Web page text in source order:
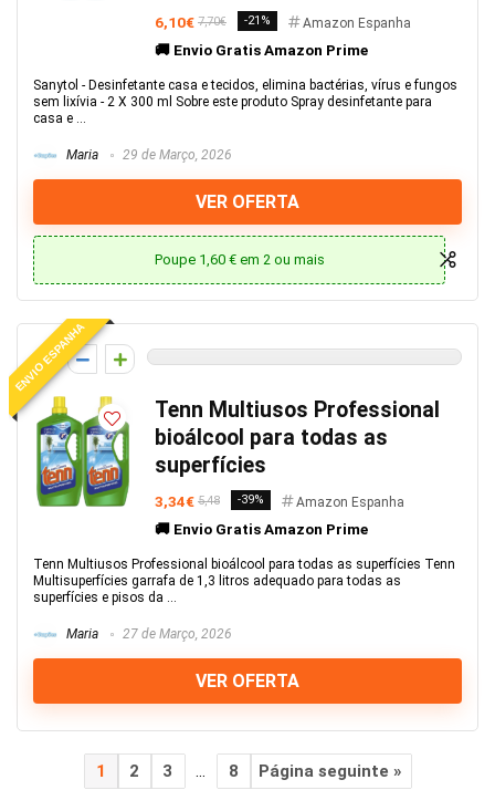
6,10€ 7,70€ -21% Amazon Espanha
🚚 Envio Gratis Amazon Prime
Sanytol - Desinfetante casa e tecidos, elimina bactérias, vírus e fungos
sem lixívia - 2 X 300 ml Sobre este produto Spray desinfetante para
casa e ...
Maria 29 de Março, 2026
VER OFERTA
Poupe 1,60 € em 2 ou mais
ENVIO ESPANHA
0
Tenn Multiusos Professional
bioálcool para todas as
superfícies
3,34€ 5,48 -39% Amazon Espanha
🚚 Envio Gratis Amazon Prime
Tenn Multiusos Professional bioálcool para todas as superfícies Tenn
Multisuperfícies garrafa de 1,3 litros adequado para todas as
superfícies e pisos da ...
Maria 27 de Março, 2026
VER OFERTA
1 2 3 8 Página seguinte »